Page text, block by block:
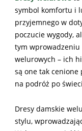
symbol komfortu i
przyjemnego w
poczucie wygody,
tym
welurowych – ich
są one tak cenione
na podróż po
Dresy damskie
stylu,